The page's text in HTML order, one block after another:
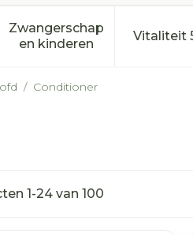
verzorging en hygiëne
voor Dieet, voeding en
Zwangerschap
en kinderenToon submenu voor
Vitaliteit
/ Conditioner
1-24 van 100